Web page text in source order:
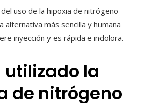
uso de la hipoxia de nitrógeno
alternativa más sencilla y humana
inyección y es rápida e indolora.
utilizado la
de nitrógeno